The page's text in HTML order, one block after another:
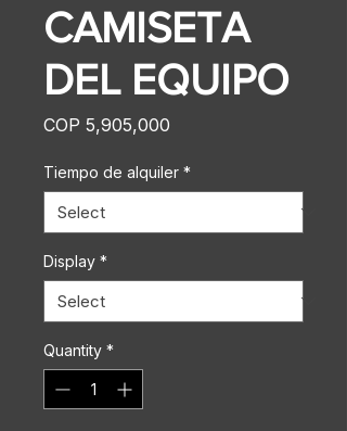
CAMISETA
DEL EQUIPO
COP 5,905,000
Tiempo de alquiler *
Display *
Quantity *